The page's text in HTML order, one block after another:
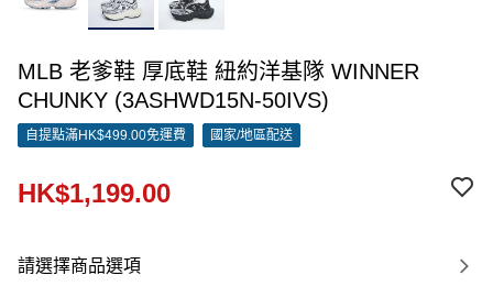
MLB 老爹鞋 厚底鞋 紐約洋基隊 WINNER
CHUNKY (3ASHWD15N-50IVS)
自提點滿HK$499.00免運費 國家/地區配送
HK$1,199.00
請選擇商品選項